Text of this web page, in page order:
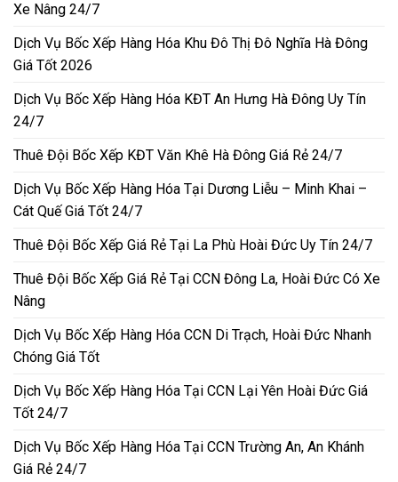
Xe Nâng 24/7
Dịch Vụ Bốc Xếp Hàng Hóa Khu Đô Thị Đô Nghĩa Hà Đông
Giá Tốt 2026
Dịch Vụ Bốc Xếp Hàng Hóa KĐT An Hưng Hà Đông Uy Tín
24/7
Thuê Đội Bốc Xếp KĐT Văn Khê Hà Đông Giá Rẻ 24/7
Dịch Vụ Bốc Xếp Hàng Hóa Tại Dương Liễu – Minh Khai –
Cát Quế Giá Tốt 24/7
Thuê Đội Bốc Xếp Giá Rẻ Tại La Phù Hoài Đức Uy Tín 24/7
Thuê Đội Bốc Xếp Giá Rẻ Tại CCN Đông La, Hoài Đức Có Xe
Nâng
Dịch Vụ Bốc Xếp Hàng Hóa CCN Di Trạch, Hoài Đức Nhanh
Chóng Giá Tốt
Dịch Vụ Bốc Xếp Hàng Hóa Tại CCN Lại Yên Hoài Đức Giá
Tốt 24/7
Dịch Vụ Bốc Xếp Hàng Hóa Tại CCN Trường An, An Khánh
Giá Rẻ 24/7